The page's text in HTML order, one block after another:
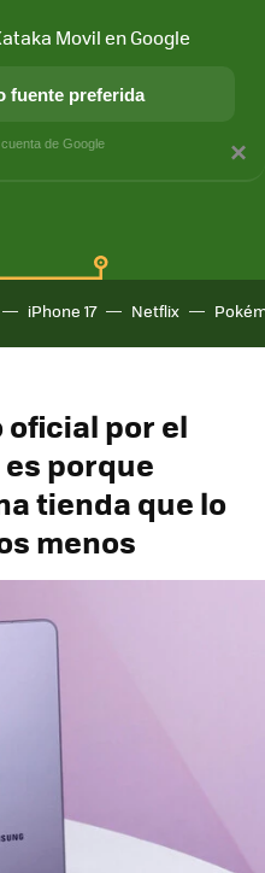
iPhone 17 Netflix
oficial por el
es porque
tienda que lo
menos
×
Movil en Google
fuente preferida
de Google